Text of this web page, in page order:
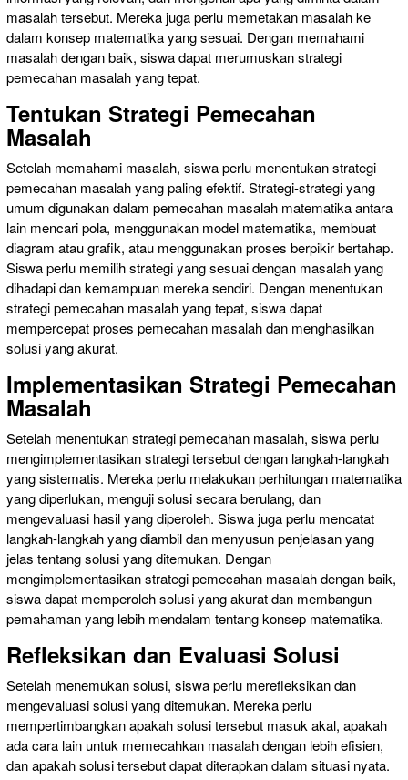
masalah tersebut. Mereka juga perlu memetakan masalah ke
dalam konsep matematika yang sesuai. Dengan memahami
masalah dengan baik, siswa dapat merumuskan strategi
pemecahan masalah yang tepat.
Tentukan Strategi Pemecahan
Masalah
Setelah memahami masalah, siswa perlu menentukan strategi
pemecahan masalah yang paling efektif. Strategi-strategi yang
umum digunakan dalam pemecahan masalah matematika antara
lain mencari pola, menggunakan model matematika, membuat
diagram atau grafik, atau menggunakan proses berpikir bertahap.
Siswa perlu memilih strategi yang sesuai dengan masalah yang
dihadapi dan kemampuan mereka sendiri. Dengan menentukan
strategi pemecahan masalah yang tepat, siswa dapat
mempercepat proses pemecahan masalah dan menghasilkan
solusi yang akurat.
Implementasikan Strategi Pemecahan
Masalah
Setelah menentukan strategi pemecahan masalah, siswa perlu
mengimplementasikan strategi tersebut dengan langkah-langkah
yang sistematis. Mereka perlu melakukan perhitungan matematika
yang diperlukan, menguji solusi secara berulang, dan
mengevaluasi hasil yang diperoleh. Siswa juga perlu mencatat
langkah-langkah yang diambil dan menyusun penjelasan yang
jelas tentang solusi yang ditemukan. Dengan
mengimplementasikan strategi pemecahan masalah dengan baik,
siswa dapat memperoleh solusi yang akurat dan membangun
pemahaman yang lebih mendalam tentang konsep matematika.
Refleksikan dan Evaluasi Solusi
Setelah menemukan solusi, siswa perlu merefleksikan dan
mengevaluasi solusi yang ditemukan. Mereka perlu
mempertimbangkan apakah solusi tersebut masuk akal, apakah
ada cara lain untuk memecahkan masalah dengan lebih efisien,
dan apakah solusi tersebut dapat diterapkan dalam situasi nyata.